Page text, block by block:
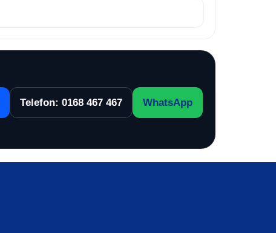
Telefon: 0168 467 467 WhatsApp